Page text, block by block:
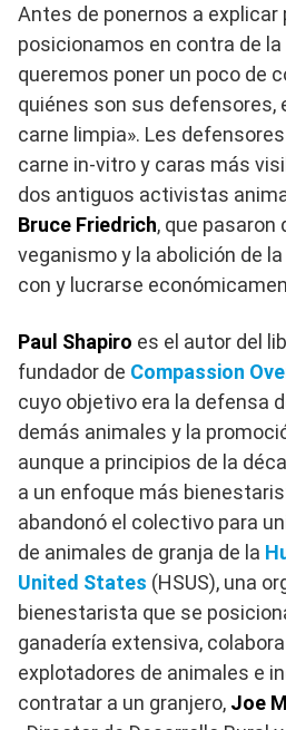
Antes de ponernos a explicar
posicionamos en contra de
queremos poner un poco de
quiénes son sus defensores,
carne limpia». Les
carne in-vitro y caras más
dos antiguos activistas
Bruce Friedrich, que pasaron
veganismo y la abolición de
con y lucrarse
Paul Shapiro es el autor del
fundador de Compassion
cuyo objetivo era la defensa
demás animales y la
aunque a principios de la
a un enfoque más
abandonó el colectivo para
de animales de granja de la
United States (HSUS), una
bienestarista que se
ganadería extensiva,
explotadores de animales e
contratar a un granjero, Joe